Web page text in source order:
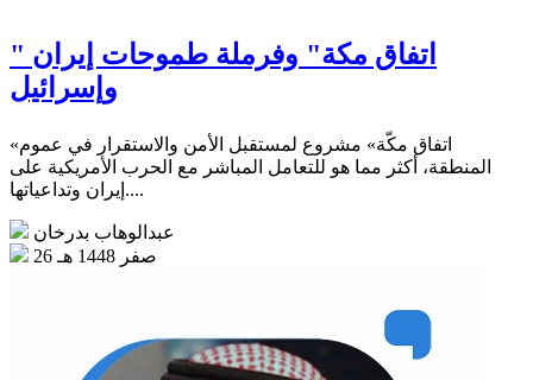
" اتفاق مكة" وفرملة طموحات إيران
وإسرائيل
«اتفاق مكّة» مشروع لمستقبل الأمن والاستقرار في عموم
المنطقة، أكثر مما هو للتعامل المباشر مع الحرب الأمريكية على
إيران وتداعياتها....
عبدالوهاب بدرخان
26 صفر 1448 هـ